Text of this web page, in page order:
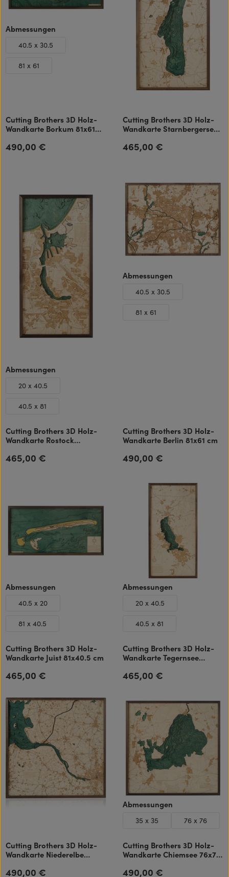
Abmessungen
40.5 x 30.5
81 x 61
Cutting Brothers 3D Holz-
Wandkarte Borkum 81x61
Regulärer Preis:
490,00 €
Cutting Brothers 3D Holz-
Wandkarte Starnbergersee
Regulärer Preis:
465,00 €
Abmessungen
20 x 40.5
40.5 x 81
Cutting Brothers 3D Holz-
Wandkarte Rostock
Regulärer Preis:
465,00 €
Abmessungen
40.5 x 30.5
81 x 61
Cutting Brothers 3D Holz-
Wandkarte Berlin 81x61 cm
Regulärer Preis:
490,00 €
Abmessungen
40.5 x 20
81 x 40.5
Cutting Brothers 3D Holz-
Wandkarte Juist 81x40.5 cm
Regulärer Preis:
465,00 €
Abmessungen
20 x 40.5
40.5 x 81
Cutting Brothers 3D Holz-
Wandkarte Tegernsee
Regulärer Preis:
465,00 €
Cutting Brothers 3D Holz-
Wandkarte Niederelbe
Regulärer Preis:
490,00 €
Abmessungen
35 x 35 76 x 76
Cutting Brothers 3D Holz-
Wandkarte Chiemsee 76x76
Regulärer Preis:
490,00 €